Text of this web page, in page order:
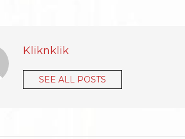
Kliknklik
SEE ALL POSTS